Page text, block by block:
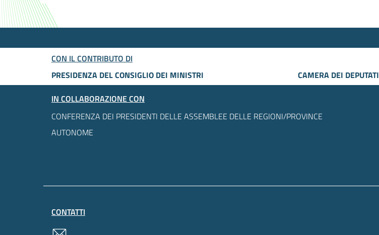
CON IL CONTRIBUTO DI
PRESIDENZA DEL CONSIGLIO DEI MINISTRI
CAMERA DEI DEPUTATI
IN COLLABORAZIONE CON
CONFERENZA DEI PRESIDENTI DELLE ASSEMBLEE DELLE REGIONI/PROVINCE
AUTONOME
CONTATTI